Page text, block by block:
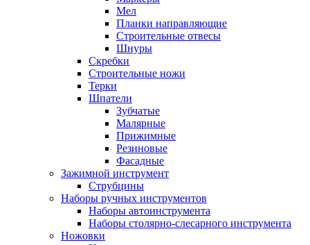
Мел
Планки направляющие
Строительные отвесы
Шнуры
Скребки
Строительные ножи
Терки
Шпатели
Зубчатые
Малярные
Прижимные
Резиновые
Фасадные
Зажимной инструмент
Струбцины
Наборы ручных инструментов
Наборы автоинструмента
Наборы столярно-слесарного инструмента
Ножовки